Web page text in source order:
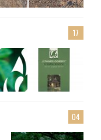
17
04